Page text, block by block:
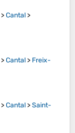
>Cantal >
>Cantal > Freix-
>Cantal >Saint-